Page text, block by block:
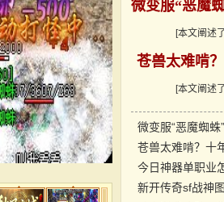
[本文阐述
苍兽太难啃
[本文阐述
微变服“恶魔蜘
苍兽太难啃？十
新开传奇sf战神